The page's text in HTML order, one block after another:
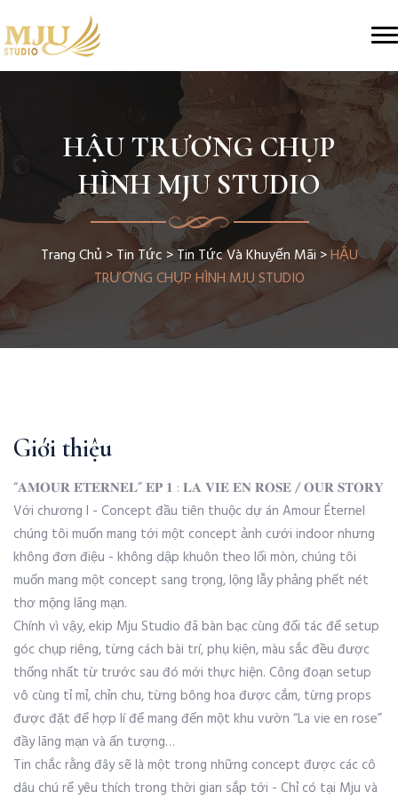
HẬU TRƯƠNG CHỤP
HÌNH MJU STUDIO
Trang Chủ > Tin Tức >Tin Tức Và Khuyến Mãi >HẬU
TRƯƠNG CHỤP HÌNH MJU STUDIO
Giới thiệu
“𝐀𝐌𝐎𝐔𝐑 𝐄́𝐓𝐄𝐑𝐍𝐄𝐋” 𝐄𝐏 𝟏 : 𝐋𝐀 𝐕𝐈𝐄 𝐄𝐍 𝐑𝐎𝐒𝐄 / 𝐎𝐔𝐑 𝐒𝐓𝐎𝐑𝐘
Với chương I - Concept đầu tiên thuộc dự án Amour Éternel
chúng tôi muốn mang tới một concept ảnh cưới indoor nhưng
không đơn điệu - không dập khuôn theo lối mòn, chúng tôi
muốn mang một concept sang trọng, lộng lẫy phảng phết nét
thơ mộng lãng mạn.
Chính vì vậy, ekip Mju Studio đã bàn bạc cùng đối tác để setup
góc chụp riêng, từng cách bài trí, phụ kiện, màu sắc đều được
thống nhất từ trước sau đó mới thực hiện. Công đoạn setup
vô cùng tỉ mỉ, chỉn chu, từng bông hoa được cắm, từng props
được đặt để hợp lí để mang đến một khu vườn “La vie en rose”
đầy lãng mạn và ấn tượng…
Tin chắc rằng đây sẽ là một trong những concept được các cô
dâu chú rể yêu thích trong thời gian sắp tới - Chỉ có tại Mju và